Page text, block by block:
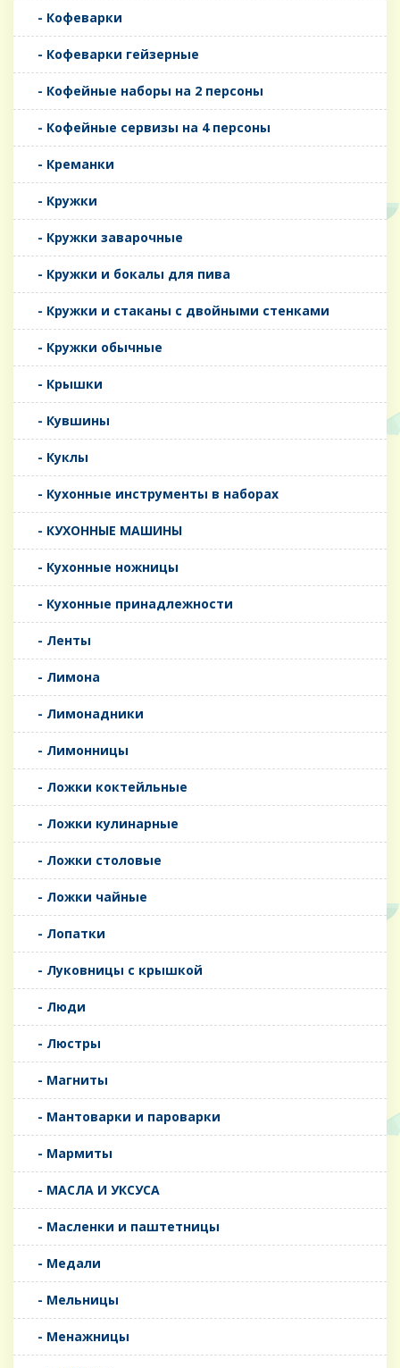
- Кофеварки
- Кофеварки гейзерные
- Кофейные наборы на 2 персоны
- Кофейные сервизы на 4 персоны
- Креманки
- Кружки
- Кружки заварочные
- Кружки и бокалы для пива
- Кружки и стаканы с двойными стенками
- Кружки обычные
- Крышки
- Кувшины
- Куклы
- Кухонные инструменты в наборах
- КУХОННЫЕ МАШИНЫ
- Кухонные ножницы
- Кухонные принадлежности
- Ленты
- Лимона
- Лимонадники
- Лимонницы
- Ложки коктейльные
- Ложки кулинарные
- Ложки столовые
- Ложки чайные
- Лопатки
- Луковницы с крышкой
- Люди
- Люстры
- Магниты
- Мантоварки и пароварки
- Мармиты
- МАСЛА И УКСУСА
- Масленки и паштетницы
- Медали
- Мельницы
- Менажницы